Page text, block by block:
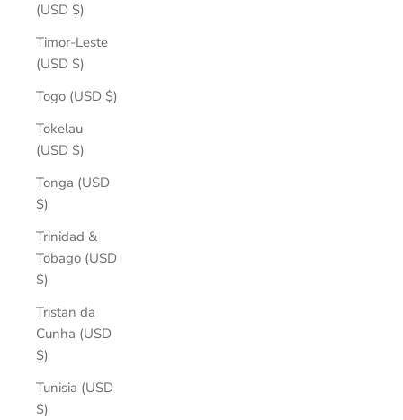
(USD $)
Timor-Leste
(USD $)
Togo (USD $)
Tokelau
(USD $)
Tonga (USD
$)
Trinidad &
Tobago (USD
$)
Tristan da
Cunha (USD
$)
Tunisia (USD
$)